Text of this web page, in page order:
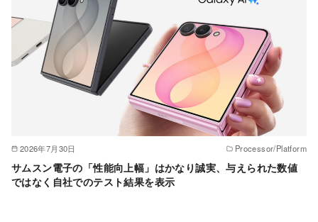
2026年7月30日 Processor/Platform
サムスン電子の「性能向上幅」はかなり誠実、与えられた数値
ではなく自社でのテスト結果を表示